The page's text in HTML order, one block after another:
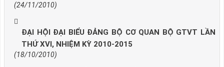
(24/11/2010)
ĐẠI HỘI ĐẠI BIỂU ĐẢNG BỘ CƠ QUAN BỘ GTVT LẦN
THỨ XVI, NHIỆM KỲ 2010-2015
(18/10/2010)